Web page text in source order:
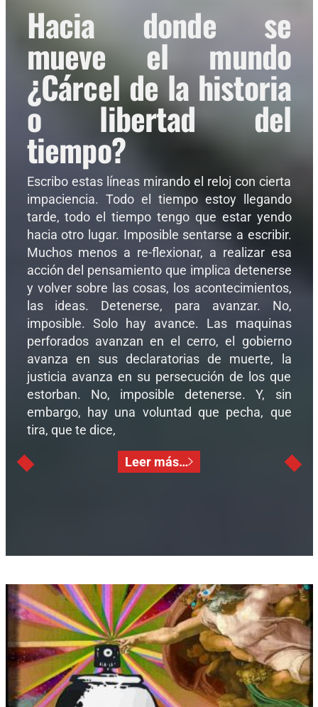
Hacia donde se
mueve el mundo
¿Cárcel de la historia
o libertad del
tiempo?
Escribo estas líneas mirando el reloj con cierta
impaciencia. Todo el tiempo estoy llegando
tarde, todo el tiempo tengo que estar yendo
hacia otro lugar. Imposible sentarse a escribir.
Muchos menos a re-flexionar, a realizar esa
acción del pensamiento que implica detenerse
y volver sobre las cosas, los acontecimientos,
las ideas. Detenerse, para avanzar. No,
imposible. Solo hay avance. Las maquinas
perforados avanzan en el cerro, el gobierno
avanza en sus declaratorias de muerte, la
justicia avanza en su persecución de los que
estorban. No, imposible detenerse. Y, sin
embargo, hay una voluntad que pecha, que
tira, que te dice,
Leer más…